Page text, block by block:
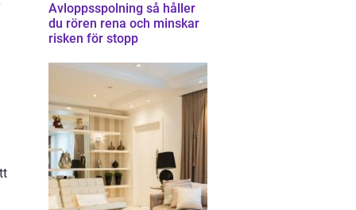
Avloppsspolning så håller
du rören rena och minskar
risken för stopp